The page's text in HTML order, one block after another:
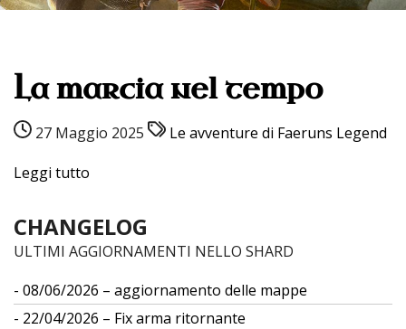
La marcia nel tempo
27 Maggio 2025
Le avventure di Faeruns Legend
Leggi tutto
CHANGELOG
ULTIMI AGGIORNAMENTI NELLO SHARD
08/06/2026 – aggiornamento delle mappe
22/04/2026 – Fix arma ritornante